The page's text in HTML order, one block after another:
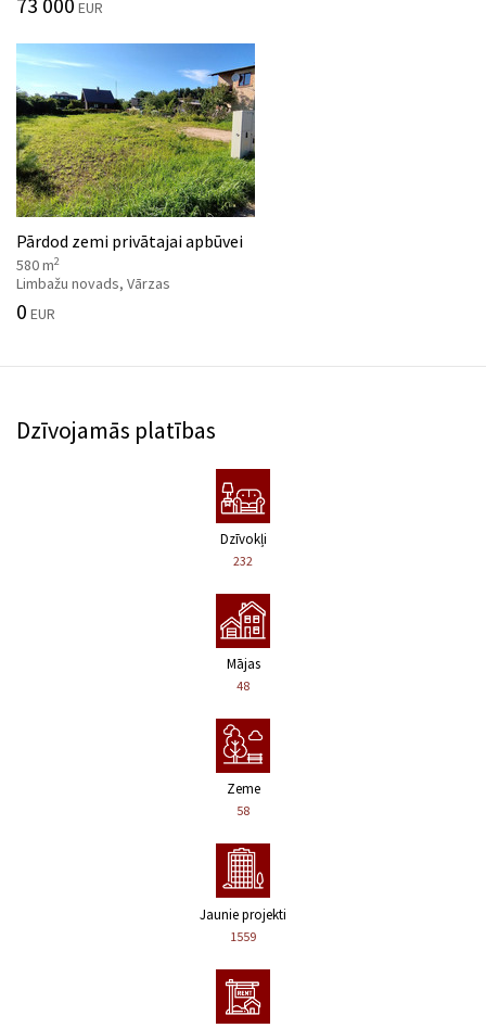
EUR
Pārdod zemi privātajai apbūvei
580 m2
Limbažu novads, Vārzas
0 EUR
Dzīvojamās platības
Dzīvokļi
232
Mājas
48
Zeme
58
Jaunie projekti
1559